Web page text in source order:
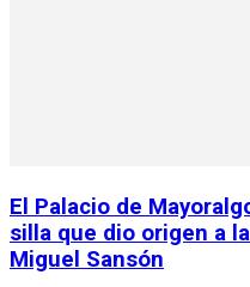
El Palacio de
silla que dio origen a
Miguel Sansón